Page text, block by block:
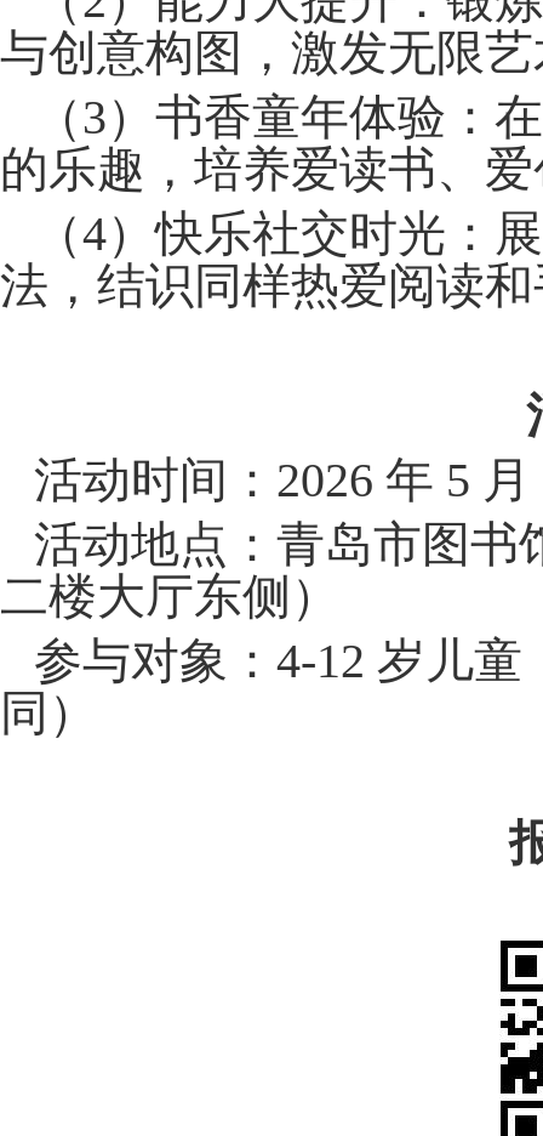
与创意构图，激发无限
（3）书香童年体验：
的乐趣，培养爱读书、
（4）快乐社交时光：
法，结识同样热爱阅读
活动时间：2026 年 5
活动地点：青岛市图书
二楼大厅东侧）
参与对象：4-12 岁儿
同）